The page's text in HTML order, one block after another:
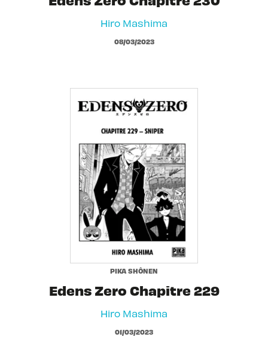
Hiro Mashima
08/03/2023
PIKA SHÔNEN
Edens Zero Chapitre 229
Hiro Mashima
01/03/2023